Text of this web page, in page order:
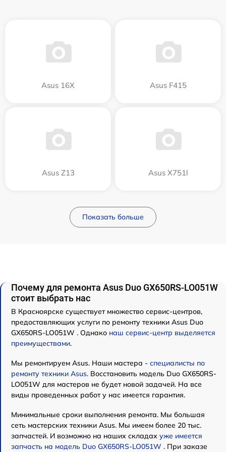
Asus 16X Asus F415
Asus Z13 Asus X751l
Показать больше
Почему для ремонта Asus Duo GX650RS-LO051W
стоит выбрать нас
В Красноярске существует множество сервис-центров,
предоставляющих услуги по ремонту техники Asus Duo
GX650RS-LO051W . Однако наш сервис-центр выделяется
преимуществами.
Мы ремонтируем Asus. Наши мастера - специалисты по
ремонту техники Asus. Восстановить модель Duo GX650RS-
LO051W для мастеров не будет новой задачей. На все
виды проведенных работ у нас имеется гарантия.
Минимальные сроки выполнения ремонта. Мы большая
сеть мастерских техники Asus. Мы имеем более 20 тыс.
запчастей. И возможно на наших складах уже имеется
запчасть на модель Duo GX650RS-LO051W . При заказе